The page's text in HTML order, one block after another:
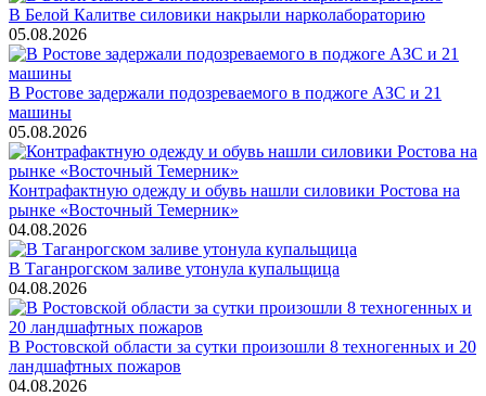
В Белой Калитве силовики накрыли нарколабораторию
05.08.2026
В Ростове задержали подозреваемого в поджоге АЗС и 21
машины
05.08.2026
Контрафактную одежду и обувь нашли силовики Ростова на
рынке «Восточный Темерник»
04.08.2026
В Таганрогском заливе утонула купальщица
04.08.2026
В Ростовской области за сутки произошли 8 техногенных и 20
ландшафтных пожаров
04.08.2026